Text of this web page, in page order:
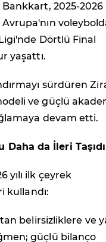
2025-2026
Dörtlü Final
yaşattı.
sürdüren
ve güçlü
devam etti.
da İleri
yılı ilk çeyrek
kullandı:
belirsizliklere ve
güçlü bilanço